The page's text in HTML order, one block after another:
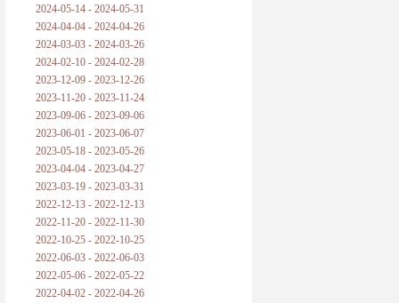
2024-05-14 - 2024-05-31
2024-04-04 - 2024-04-26
2024-03-03 - 2024-03-26
2024-02-10 - 2024-02-28
2023-12-09 - 2023-12-26
2023-11-20 - 2023-11-24
2023-09-06 - 2023-09-06
2023-06-01 - 2023-06-07
2023-05-18 - 2023-05-26
2023-04-04 - 2023-04-27
2023-03-19 - 2023-03-31
2022-12-13 - 2022-12-13
2022-11-20 - 2022-11-30
2022-10-25 - 2022-10-25
2022-06-03 - 2022-06-03
2022-05-06 - 2022-05-22
2022-04-02 - 2022-04-26